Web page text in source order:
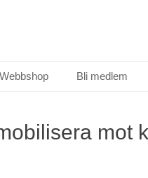
Webbshop Bli medlem
mot